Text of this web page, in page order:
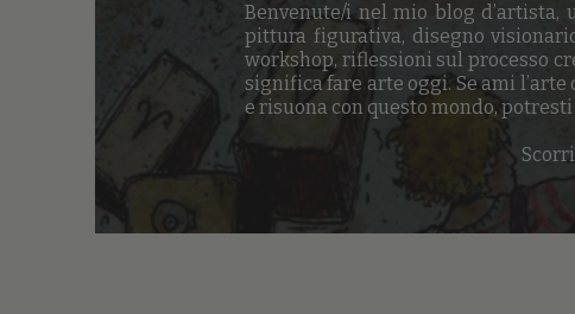
Benvenute/i nel mio blog
pittura figurativa, disegno
workshop, riflessioni sul processo
significa fare arte oggi. Se ami
e risuona con questo mondo,